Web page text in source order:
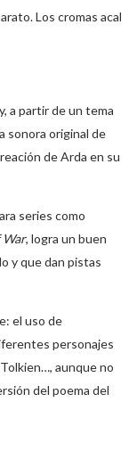
Los cromas
a partir de un tema
sonora original de
de Arda en su
series como
War, logra un buen
y que dan pistas
el uso de
personajes
aunque no
del poema del